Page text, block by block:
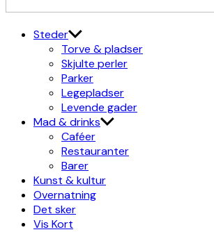
Steder
Torve & pladser
Skjulte perler
Parker
Legepladser
Levende gader
Mad & drinks
Caféer
Restauranter
Barer
Kunst & kultur
Overnatning
Det sker
Vis Kort